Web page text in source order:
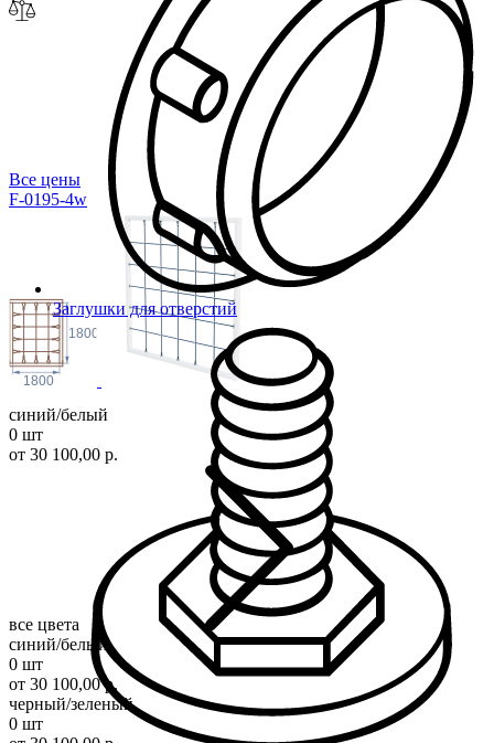
Заглушки для отверстий
Все цены
F-0195-4w
1800
1800
синий/белый
0 шт
от 30 100,00 р.
все цвета
синий/белый
0 шт
от 30 100,00 р.
черный/зеленый
0 шт